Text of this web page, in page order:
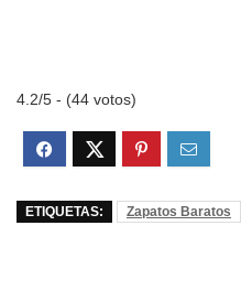
4.2/5 - (44 votos)
ETIQUETAS: Zapatos Baratos